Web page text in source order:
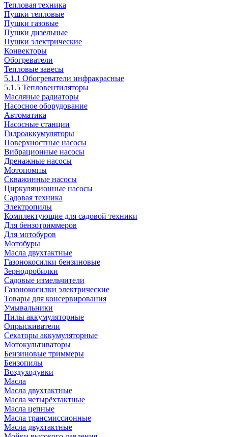
Тепловая техника
Пушки тепловые
Пушки газовые
Пушки дизельные
Пушки электрические
Конвекторы
Обогреватели
Тепловые завесы
5.1.1 Обогреватели инфракрасные
5.1.5 Тепловентиляторы
Масляные радиаторы
Насосное оборудование
Автоматика
Насосные станции
Гидроаккумуляторы
Поверхностные насосы
Вибрационные насосы
Дренажные насосы
Мотопомпы
Скважинные насосы
Циркуляционные насосы
Садовая техника
Электропилы
Комплектующие для садовой техники
Для бензотриммеров
Для мотобуров
Мотобуры
Масла двухтактные
Газонокосилки бензиновые
Зернодробилки
Садовые измельчители
Газонокосилки электрические
Товары для консервирования
Умывальники
Пилы аккумуляторные
Опрыскиватели
Секаторы аккумуляторные
Мотокультиваторы
Бензиновые триммеры
Бензопилы
Воздуходувки
Масла
Масла двухтактные
Масла четырёхтактные
Масла цепные
Масла трансмиссионные
Масла двухтактные